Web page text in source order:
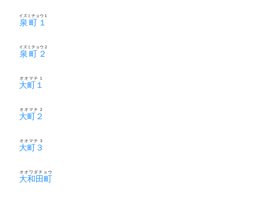
泉町１
イズミチョウ１
泉町２
イズミチョウ２
大町１
オオマチ１
大町２
オオマチ２
大町３
オオマチ３
大和田町
オオワダチョウ